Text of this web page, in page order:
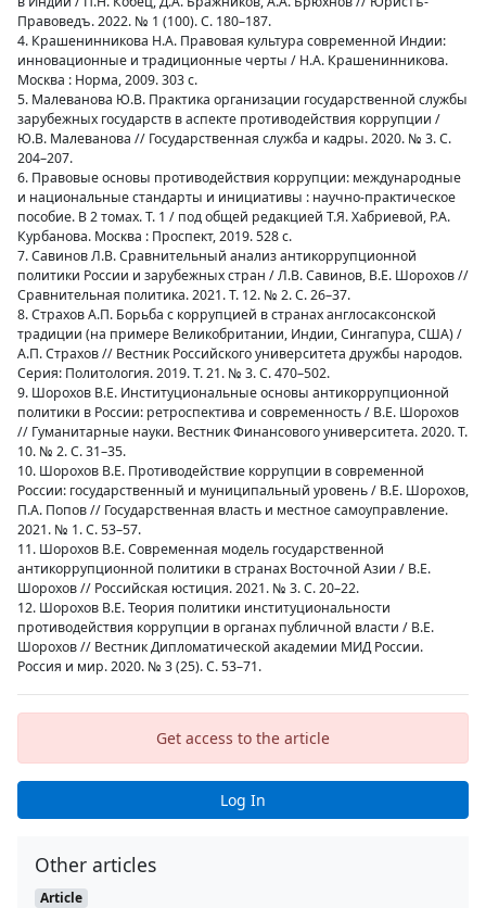
Правоведъ. 2022. № 1 (100). С. 180–187.
4. Крашенинникова Н.А. Правовая культура современной Индии:
инновационные и традиционные черты / Н.А. Крашенинникова.
Москва : Норма, 2009. 303 с.
5. Малеванова Ю.В. Практика организации государственной службы
зарубежных государств в аспекте противодействия коррупции /
Ю.В. Малеванова // Государственная служба и кадры. 2020. № 3. С.
204–207.
6. Правовые основы противодействия коррупции: международные
и национальные стандарты и инициативы : научно-практическое
пособие. В 2 томах. Т. 1 / под общей редакцией Т.Я. Хабриевой, Р.А.
Курбанова. Москва : Проспект, 2019. 528 с.
7. Савинов Л.В. Сравнительный анализ антикоррупционной
политики России и зарубежных стран / Л.В. Савинов, В.Е. Шорохов //
Сравнительная политика. 2021. Т. 12. № 2. С. 26–37.
8. Страхов А.П. Борьба с коррупцией в странах англосаксонской
традиции (на примере Великобритании, Индии, Сингапура, США) /
А.П. Страхов // Вестник Российского университета дружбы народов.
Серия: Политология. 2019. Т. 21. № 3. С. 470–502.
9. Шорохов В.Е. Институциональные основы антикоррупционной
политики в России: ретроспектива и современность / В.Е. Шорохов
// Гуманитарные науки. Вестник Финансового университета. 2020. Т.
10. № 2. С. 31–35.
10. Шорохов В.Е. Противодействие коррупции в современной
России: государственный и муниципальный уровень / В.Е. Шорохов,
П.А. Попов // Государственная власть и местное самоуправление.
2021. № 1. С. 53–57.
11. Шорохов В.Е. Современная модель государственной
антикоррупционной политики в странах Восточной Азии / В.Е.
Шорохов // Российская юстиция. 2021. № 3. С. 20–22.
12. Шорохов В.Е. Теория политики институциональности
противодействия коррупции в органах публичной власти / В.Е.
Шорохов // Вестник Дипломатической академии МИД России.
Россия и мир. 2020. № 3 (25). С. 53–71.
Get access to the article
Log In
Other articles
Article